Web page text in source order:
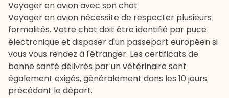
Voyager en avion avec son chat
Voyager en avion nécessite de respecter plusieurs
formalités. Votre chat doit être identifié par puce
électronique et disposer d'un passeport européen si
vous vous rendez à l'étranger. Les certificats de
bonne santé délivrés par un vétérinaire sont
également exigés, généralement dans les 10 jours
précédant le départ.